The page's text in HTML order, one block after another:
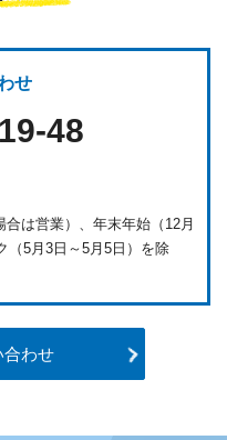
せ
48
は営業）、年末年始（12月
（5月3日～5月5日）を除
合わせ